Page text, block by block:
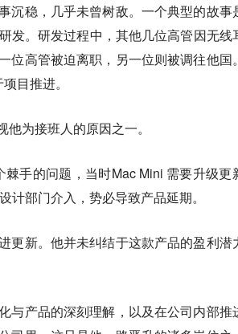
稳，几乎未曾树敌。一个典型的故事
发。研发过程中，其他几位高管因无线
位高管被迫离职，另一位则被调往他国
目推进。
为接班人的原因之一。
手的问题，当时Mac Mini 需要升级更
计部门介入，势必导致产品延期。
新。他并未纠结于这款产品的盈利潜
与产品的深刻理解，以及在公司内部推